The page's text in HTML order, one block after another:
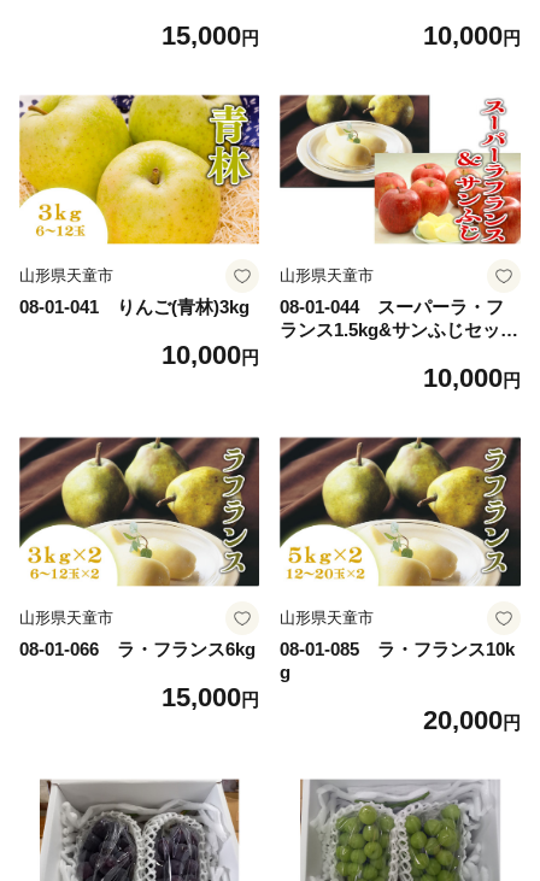
15,000円 10,000円
山形県天童市
08-01-041 りんご(青林)3kg
10,000円
山形県天童市
08-01-044 スーパーラ・フ
ランス1.5kg&サンふじセット
10,000円
山形県天童市
08-01-066 ラ・フランス6kg
15,000円
山形県天童市
08-01-085 ラ・フランス10k
g
20,000円